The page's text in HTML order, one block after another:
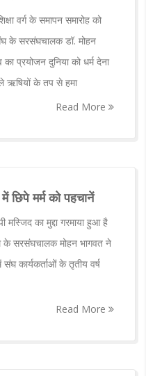
वर्ग के समापन समारोह को
के सरसंघचालक डॉ. मोहन
प्रयोजन दुनिया को धर्म देना
ऋषियों के तप से हमा
Read More
मर्म को पहचानें
मस्जिद का मुद्दा गरमाया हुआ है
के सरसंघचालक मोहन भागवत ने
कार्यकर्ताओं के तृतीय वर्ष
Read More